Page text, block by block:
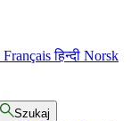
Françaisहिन्दी Norsk
Szukaj